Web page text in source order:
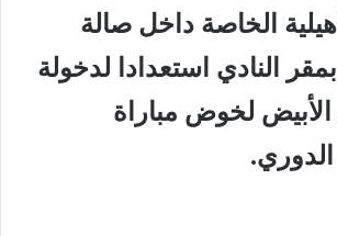
الخاصة داخل صالة
بمقر النادي استعدادا لدخولة
الأبيض لخوض مباراة